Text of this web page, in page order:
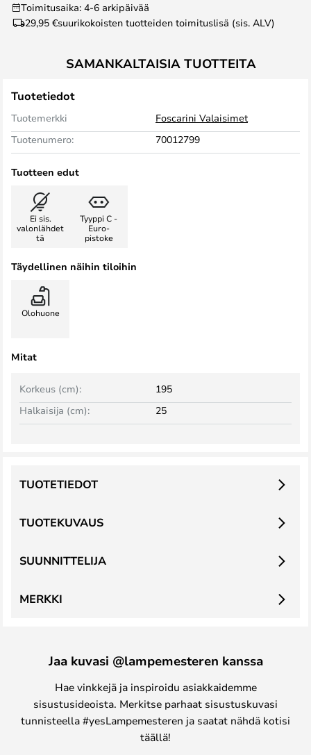
Toimitusaika: 4-6 arkipäivää
29,95 €suurikokoisten tuotteiden toimituslisä (sis. ALV)
SAMANKALTAISIA TUOTTEITA
Tuotetiedot
Tuotemerkki
Foscarini Valaisimet
Tuotenumero:
70012799
Tuotteen edut
Ei sis.
valonlähdet
tä
Tyyppi C -
Euro-
pistoke
Täydellinen näihin tiloihin
Olohuone
Mitat
Korkeus (cm):
195
Halkaisija (cm):
25
TUOTEKUVAUS
TUOTETIEDOT
SUUNNITTELIJA
MERKKI
Jaa kuvasi @lampemesteren kanssa
Hae vinkkejä ja inspiroidu asiakkaidemme
sisustusideoista. Merkitse parhaat sisustuskuvasi
tunnisteella #yesLampemesteren ja saatat nähdä kotisi
täällä!